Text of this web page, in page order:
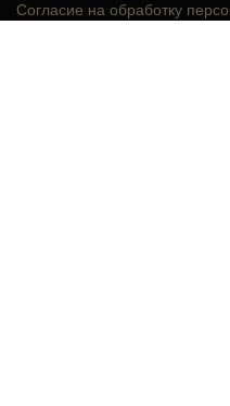
Согласие на обработку